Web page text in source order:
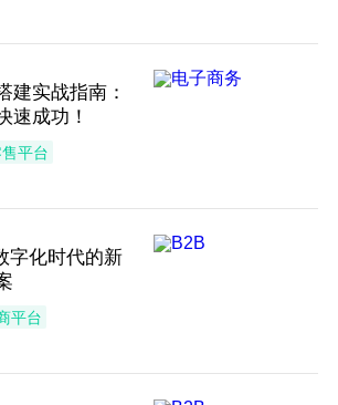
建实战指南：
速成功！
平台
字化时代的新
平台